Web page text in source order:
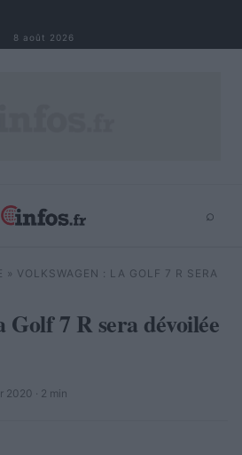
8 août 2026
⌕
⌕ ×
» VOLKSWAGEN : LA GOLF 7 R SERA
Golf 7 R sera dévoilée
2020 · 2 min